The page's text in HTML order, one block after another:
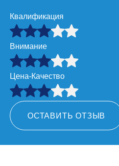
Квалификация
Внимание
Цена-Качество
ОСТАВИТЬ ОТЗЫВ